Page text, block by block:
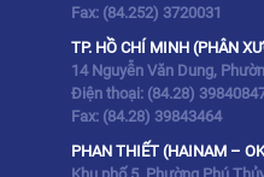
Fax: (84.252) 3720031
TP. HỒ CHÍ MINH (PHÂN
14 Nguyễn Văn Dung,
Điện thoại: (84.28)
Fax: (84.28) 39843464
PHAN THIẾT (HAINAM –